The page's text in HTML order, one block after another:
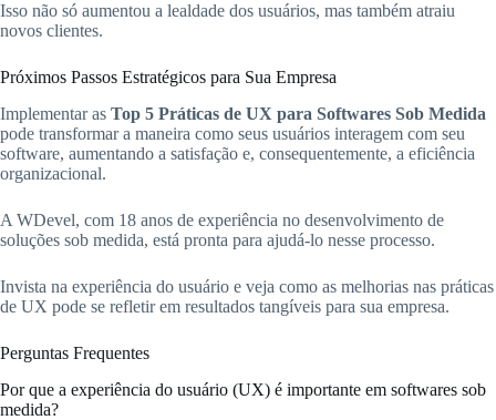
Isso não só aumentou a lealdade dos usuários, mas também atraiu
novos clientes.
Próximos Passos Estratégicos para Sua Empresa
Implementar as Top 5 Práticas de UX para Softwares Sob Medida
pode transformar a maneira como seus usuários interagem com seu
software, aumentando a satisfação e, consequentemente, a eficiência
organizacional.
A WDevel, com 18 anos de experiência no desenvolvimento de
soluções sob medida, está pronta para ajudá-lo nesse processo.
Invista na experiência do usuário e veja como as melhorias nas práticas
de UX pode se refletir em resultados tangíveis para sua empresa.
Perguntas Frequentes
Por que a experiência do usuário (UX) é importante em softwares sob
medida?